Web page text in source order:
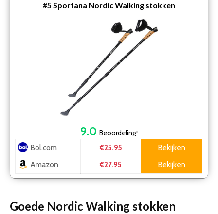
#5 Sportana Nordic Walking stokken
9.0 Beoordeling*
Bol.com €25.95
Bekijken
Amazon
€27.95 Bekijken
Goede Nordic Walking stokken